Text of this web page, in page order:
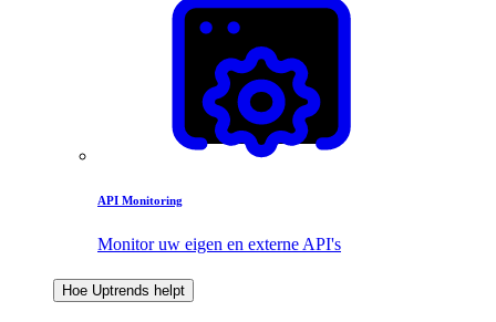
API Monitoring
Monitor uw eigen en externe API's
Hoe Uptrends helpt